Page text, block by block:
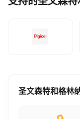
圣文森特和格林